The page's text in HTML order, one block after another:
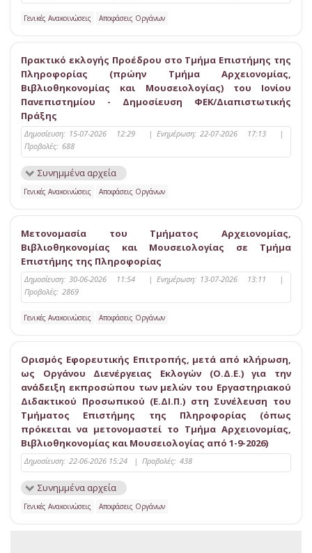
Γενικές Ανακοινώσεις Αποφάσεις Οργάνων
Πρακτικό εκλογής Προέδρου στο Τμήμα Επιστήμης της
Πληροφορίας (πρώην Τμήμα Αρχειονομίας,
Βιβλιοθηκονομίας και Μουσειολογίας) του Ιονίου
Πανεπιστημίου - Δημοσίευση ΦΕΚ/Διαπιστωτικής
Πράξης
Δημοσίευση: 15-07-2026 12:29 | Ενημέρωση: 22-07-2026 17:13
|
Προβολές: 688
Συνημμένα αρχεία
Γενικές Ανακοινώσεις Αποφάσεις Οργάνων
Μετονομασία του Τμήματος Αρχειονομίας,
Βιβλιοθηκονομίας και Μουσειολογίας σε Τμήμα
Επιστήμης της Πληροφορίας
Δημοσίευση: 30-06-2026 11:54 | Ενημέρωση: 13-07-2026 13:11
|
Προβολές: 2869
Γενικές Ανακοινώσεις Αποφάσεις Οργάνων
Ορισμός Εφορευτικής Επιτροπής, μετά από κλήρωση,
ως Οργάνου Διενέργειας Εκλογών (Ο.Δ.Ε.) για την
ανάδειξη εκπροσώπου των μελών του Εργαστηριακού
Διδακτικού Προσωπικού (Ε.ΔΙ.Π.) στη Συνέλευση του
Τμήματος Επιστήμης της Πληροφορίας (όπως
πρόκειται να μετονομαστεί το Τμήμα Αρχειονομίας,
Βιβλιοθηκονομίας και Μουσειολογίας από 1-9-2026)
Δημοσίευση: 22-06-2026 15:24 | Προβολές: 438
Συνημμένα αρχεία
Γενικές Ανακοινώσεις Αποφάσεις Οργάνων